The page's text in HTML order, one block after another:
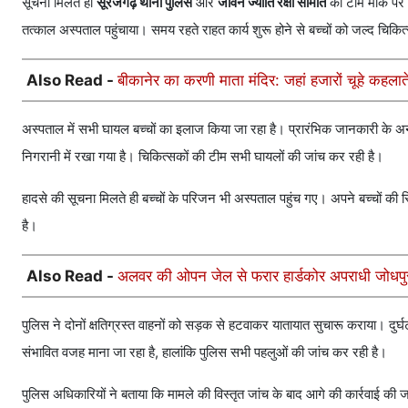
तत्काल अस्पताल पहुंचाया। समय रहते राहत कार्य शुरू होने से बच्चों को जल्द
Also Read -बीकानेर का करणी माता मंदिर: जहां हजारों चूहे
अस्पताल में सभी घायल बच्चों का इलाज किया जा रहा है। प्रारंभिक जानकारी
निगरानी में रखा गया है। चिकित्सकों की टीम सभी घायलों की जांच कर रही है।
हादसे की सूचना मिलते ही बच्चों के परिजन भी अस्पताल पहुंच गए। अपने बच्चों की
है।
Also Read - अलवर की ओपन जेल से फरार हार्डकोर अपराधी
पुलिस ने दोनों क्षतिग्रस्त वाहनों को सड़क से हटवाकर यातायात सुचारू कराया।
संभावित वजह माना जा रहा है, हालांकि पुलिस सभी पहलुओं की जांच कर रही है।
पुलिस अधिकारियों ने बताया कि मामले की विस्तृत जांच के बाद आगे की कार्रवाई की